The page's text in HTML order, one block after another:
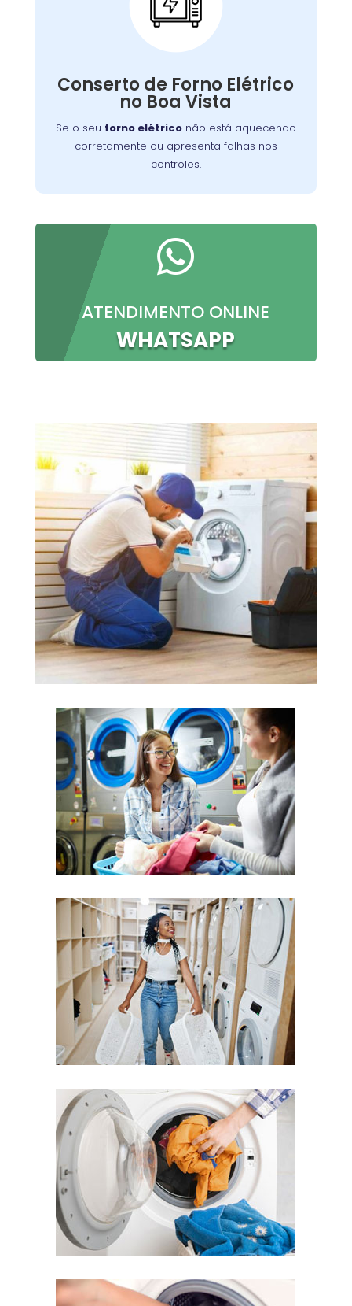
Conserto de Forno Elétrico
no Boa Vista
Se o seu forno elétriconão está aquecendo
corretamente ou apresenta falhas nos
controles.
Conserto de Forno
Elétrico:
o problema, permitindo que você continue a
preparar suas refeições favoritas sem

ATENDIMENTO ONLINE
WHATSAPP